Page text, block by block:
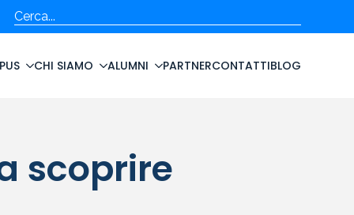
Cerca
CHI SIAMO ALUMNI PARTNERCONTATTIBLOG
scoprire